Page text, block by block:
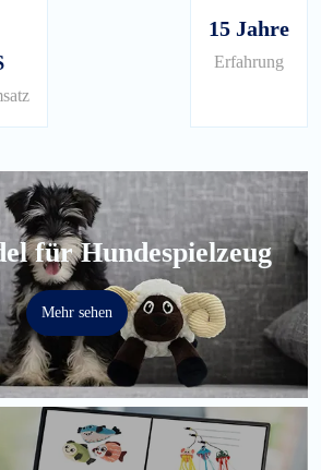
15 Jahre
Erfahrung
für Hundespielzeug
Mehr sehen